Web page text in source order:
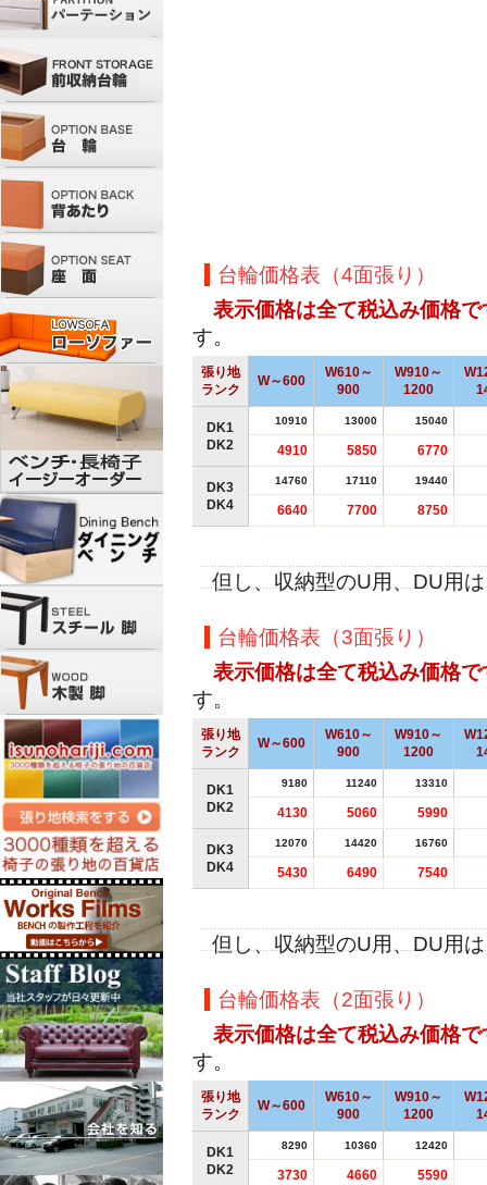
台輪価格表（4面張り）
表示価格は全て税込み価格で
す。
張り地
ランク
W～600
W610～
900
W910～
1200
DK1
DK2
10910 13000 15040
4910 5850 6770
DK3
DK4
14760 17110 19440
6640 7700 8750
但し、収納型のU用、DU用
台輪価格表（3面張り）
表示価格は全て税込み価格で
す。
張り地
ランク
W～600
W610～
900
W910～
1200
DK1
DK2
9180 11240 13310
4130 5060 5990
DK3
DK4
12070 14420 16760
5430 6490 7540
但し、収納型のU用、DU用
台輪価格表（2面張り）
表示価格は全て税込み価格で
す。
張り地
ランク
W～600
W610～
900
W910～
1200
DK1
DK2
8290 10360 12420
3730 4660 5590